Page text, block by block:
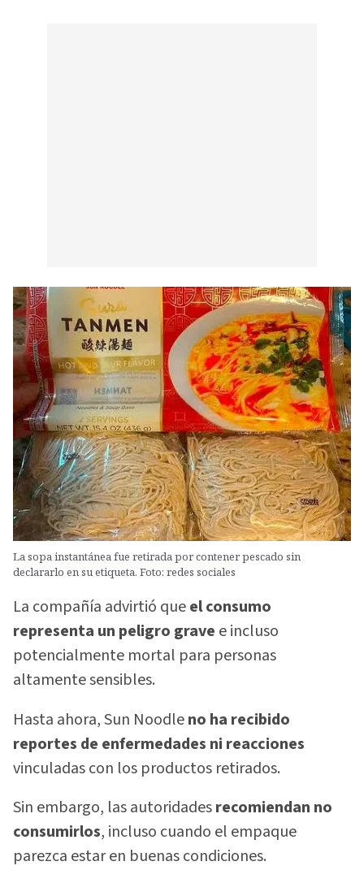
La sopa instantánea fue retirada por contener pescado sin
declararlo en su etiqueta. Foto: redes sociales
La compañía advirtió queel consumo
representa un peligro grave e incluso
potencialmente mortal para personas
altamente sensibles.
Hasta ahora, Sun Noodleno ha recibido
reportes de enfermedades ni reacciones
vinculadas con los productos retirados.
Sin embargo, las autoridadesrecomiendan no
consumirlos, incluso cuando el empaque
parezca estar en buenas condiciones.